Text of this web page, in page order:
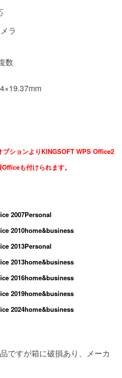
ラ
数
プションよりKINGSOFT WPS Office2
も付けられます。
2007Personal
2010home&business
2013Personal
2013home&business
2016home&business
2019home&business
2024home&business
ですが箱に破損あり、メーカ